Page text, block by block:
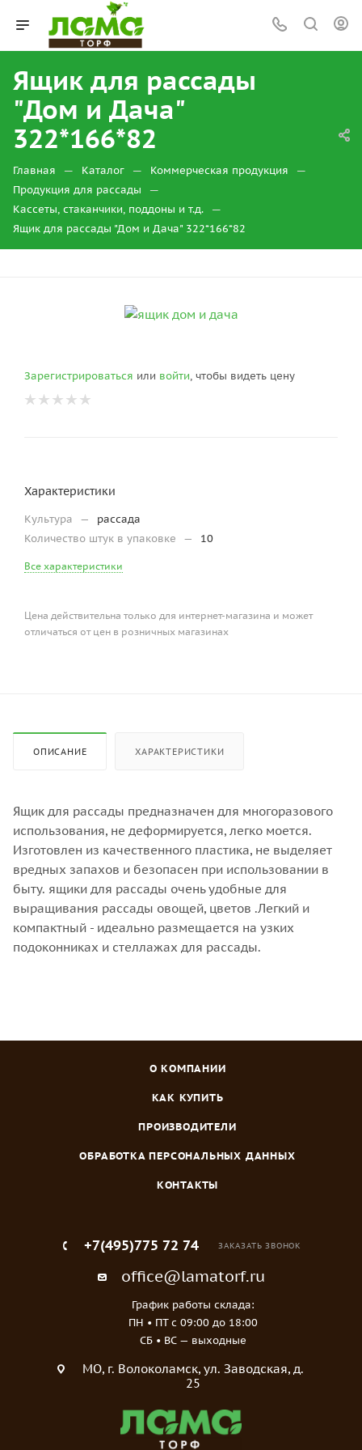
Ящик для рассады
"Дом и Дача"
322*166*82
Главная — Каталог — Коммерческая продукция —
Продукция для рассады —
Кассеты, стаканчики, поддоны и т.д. —
Ящик для рассады "Дом и Дача" 322*166*82
Зарегистрироваться или войти, чтобы видеть цену
Характеристики
Культура —
рассада
Количество штук в упаковке
— 10
Все характеристики
Цена действительна только для интернет-магазина и может
отличаться от цен в розничных магазинах
ОПИСАНИЕ ХАРАКТЕРИСТИКИ
Ящик для рассады предназначен для многоразового
использования, не деформируется, легко моется.
Изготовлен из качественного пластика, не выделяет
вредных запахов и безопасен при использовании в
быту. ящики для рассады очень удобные для
выращивания рассады овощей, цветов .Легкий и
компактный - идеально размещается на узких
подоконниках и стеллажах для рассады.
О КОМПАНИИ
КАК КУПИТЬ
ПРОИЗВОДИТЕЛИ
ОБРАБОТКА ПЕРСОНАЛЬНЫХ ДАННЫХ
КОНТАКТЫ
+7(495)775 72 74 ЗАКАЗАТЬ ЗВОНОК
office@lamatorf.ru
График работы склада:
ПН • ПТ c 09:00 до 18:00
СБ • ВС — выходные
МO, г. Волоколамск, ул. Заводская, д.
25